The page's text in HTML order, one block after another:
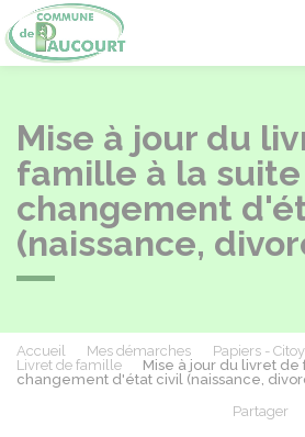
Mise à jour du
famille à la
changement
(naissance,
Accueil Mes démarches
Papiers -
Livret de famille
Mise à jour du livret
changement d'état civil (naissance,
Partager